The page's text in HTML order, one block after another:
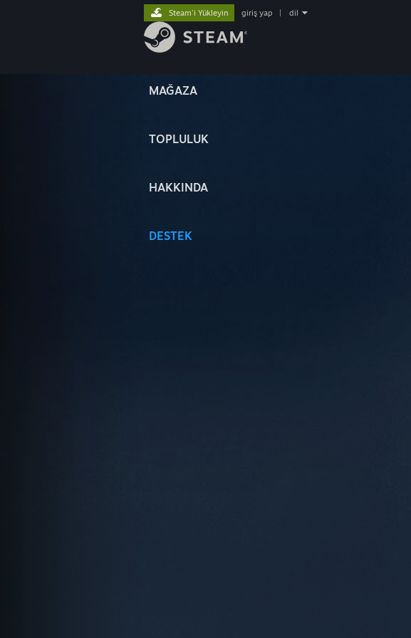
MAĞAZA
TOPLULUK
HAKKINDA
DESTEK
Steam'i Yükleyin giriş yap dil